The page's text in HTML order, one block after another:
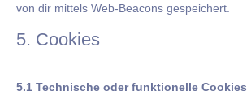
von dir mittels Web-Beacons gespeichert.
5. Cookies
5.1 Technische oder funktionelle Cookies